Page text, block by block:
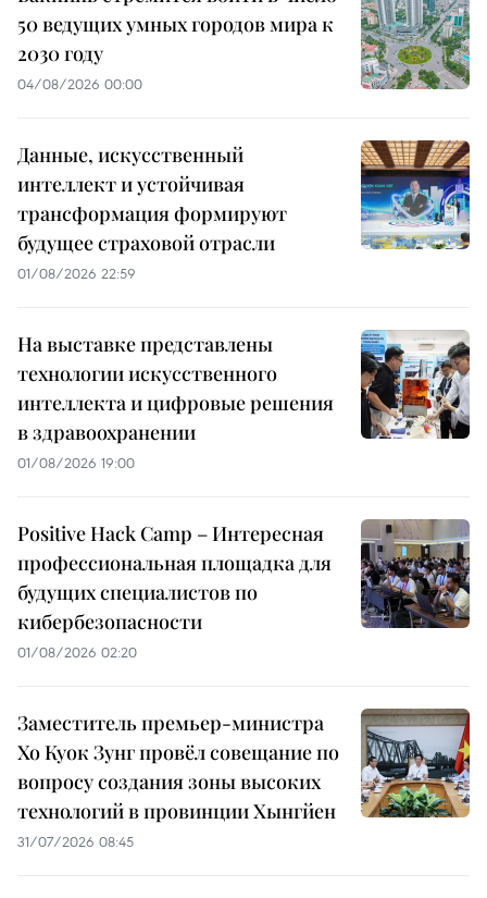
50 ведущих умных городов мира к
2030 году
04/08/2026 00:00
Данные, искусственный
интеллект и устойчивая
трансформация формируют
будущее страховой отрасли
01/08/2026 22:59
На выставке представлены
технологии искусственного
интеллекта и цифровые решения
в здравоохранении
01/08/2026 19:00
Positive Hack Camp – Интересная
профессиональная площадка для
будущих специалистов по
кибербезопасности
01/08/2026 02:20
Заместитель премьер-министра
Хо Куок Зунг провёл совещание по
вопросу создания зоны высоких
технологий в провинции Хынгйен
31/07/2026 08:45